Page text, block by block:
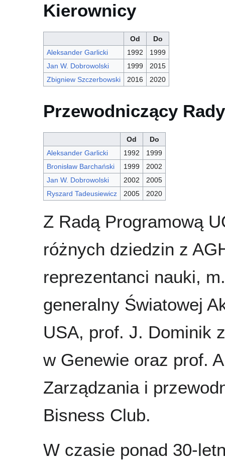
Kierownicy
Od
Do
Aleksander Garlicki
1992
1999
Jan W. Dobrowolski
1999
2015
Zbigniew Szczerbowski
2016 2020
Przewodniczący
Od
Do
Aleksander Garlicki
1992
1999
Bronisław Barchański
1999
2002
Jan W. Dobrowolski
2002
2005
Ryszard Tadeusiewicz
2005 2020
Z Radą Programową
różnych dziedzin z
reprezentanci nauki,
generalny Światowej
USA, prof. J. Dominik
w Genewie oraz prof.
Zarządzania i
Bisness Club.
W czasie ponad 30-